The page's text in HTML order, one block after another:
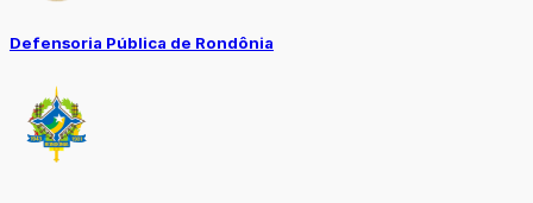
Defensoria Pública de Rondônia